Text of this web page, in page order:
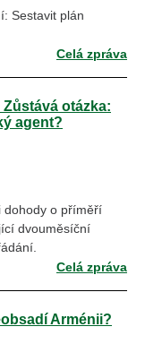
Sestavit plán
Celá zpráva
otázka:
agent?
dohody o příměří
dvouměsíční
Celá zpráva
Arménii?